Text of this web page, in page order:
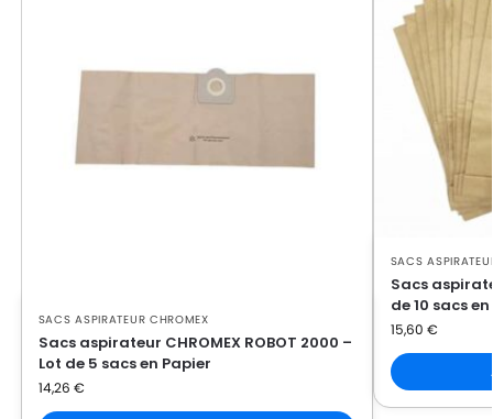
SACS ASPIRATEUR CHROMEX
Sacs aspirateur CHROMEX ROBOT 2000 –
Lot de 5 sacs en Papier
14,26 €
SACS
Sacs
de 10 sacs
15,60 €